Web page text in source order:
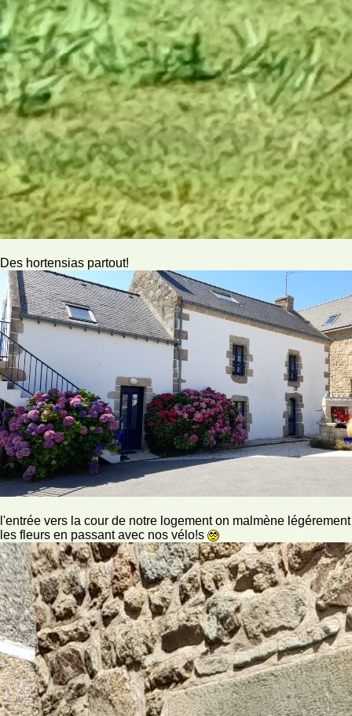
Des hortensias partout!
l'entrée vers la cour de notre logement on malmène légérement
les fleurs en passant avec nos vélo!s